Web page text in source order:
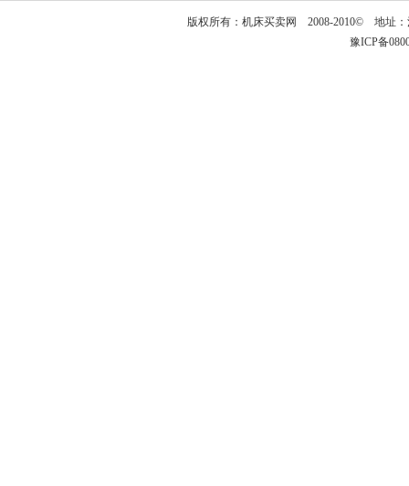
版权所有： 机床买卖网
2008-2010© 地址：
豫ICP备